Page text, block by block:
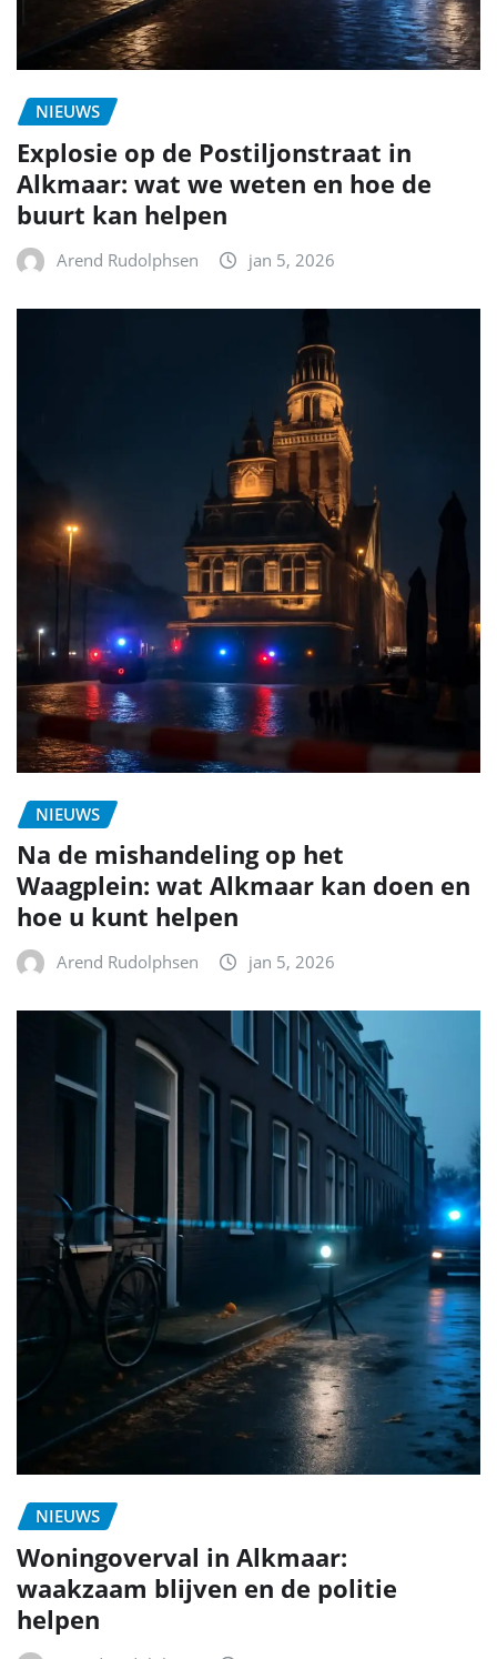
NIEUWS
Explosie op de Postiljonstraat in
Alkmaar: wat we weten en hoe de
buurt kan helpen
Arend Rudolphsen jan 5, 2026
NIEUWS
Na de mishandeling op het
Waagplein: wat Alkmaar kan doen en
hoe u kunt helpen
Arend Rudolphsen jan 5, 2026
NIEUWS
Woningoverval in Alkmaar:
waakzaam blijven en de politie
helpen